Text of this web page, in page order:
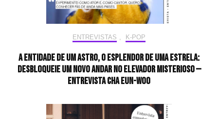
ENTREVISTAS K-POP
A entidade de um astro, o esplendor de uma estrela:
desbloqueie um novo andar no elevador misterioso —
Entrevista CHA EUN-WOO